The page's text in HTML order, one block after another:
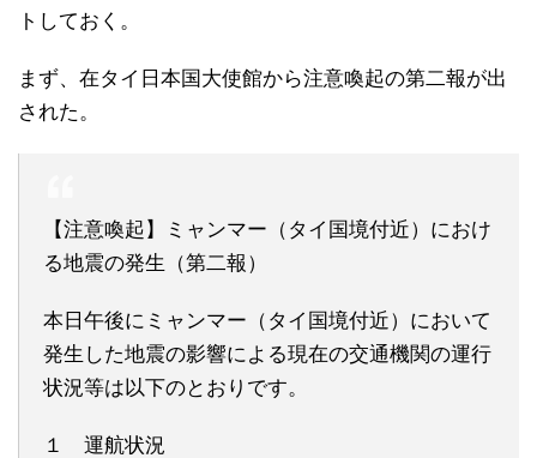
トしておく。
まず、在タイ日本国大使館から注意喚起の第二報が出
された。
【注意喚起】ミャンマー（タイ国境付近）におけ
る地震の発生（第二報）
本日午後にミャンマー（タイ国境付近）において
発生した地震の影響による現在の交通機関の運行
状況等は以下のとおりです。
１ 運航状況